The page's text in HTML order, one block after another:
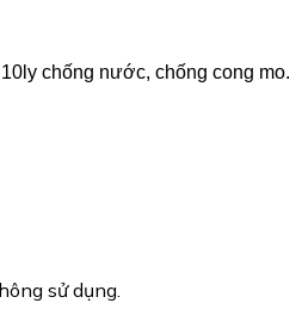
chống nước, chống cong mo.
sử dụng.